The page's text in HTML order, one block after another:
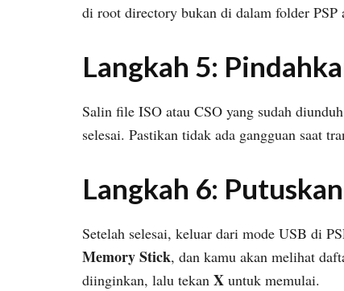
di root directory bukan di dalam folder PSP
Langkah 5:
Salin file ISO atau CSO yang sudah
selesai. Pastikan tidak ada gangguan saat
Langkah 6:
Setelah selesai, keluar dari mode USB di
Memory Stick, dan kamu akan melihat
diinginkan, lalu tekan X untuk memulai.